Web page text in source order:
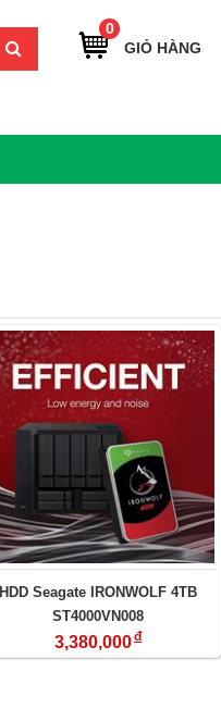
0
GIỎ HÀNG
HDD Seagate IRONWOLF 4TB
ST4000VN008
3,380,000đ